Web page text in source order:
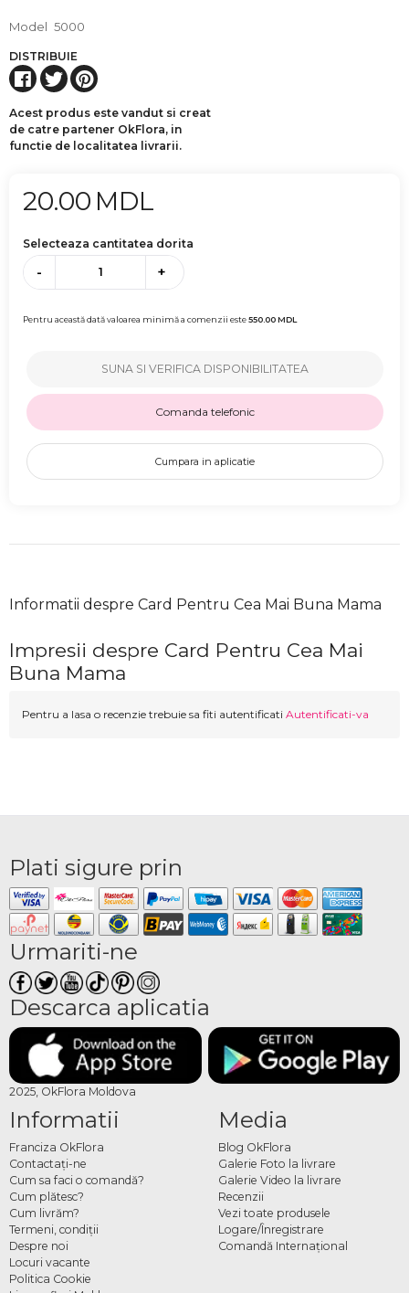
Model 5000
DISTRIBUIE
Acest produs este vandut si creat
de catre partener OkFlora, in
functie de localitatea livrarii.
20.00 MDL
Selecteaza cantitatea dorita
- +
Pentru această dată valoarea minimă a comenzii este550.00MDL
SUNA SI VERIFICA DISPONIBILITATEA
Comanda telefonic
Cumpara in aplicatie
Informatii despre Card Pentru Cea Mai Buna Mama
Impresii despre Card Pentru Cea Mai
Buna Mama
Pentru a lasa o recenzie trebuie sa fiti autentificati Autentificati-va
Plati sigure prin
Urmariti-ne
Descarca aplicatia
2025, OkFlora Moldova
Informatii
Franciza OkFlora
Contactaţi-ne
Cum sa faci o comandă?
Cum plătesc?
Cum livrăm?
Termeni, condiţii
Despre noi
Locuri vacante
Politica Cookie
Media
Blog OkFlora
Galerie Foto la livrare
Galerie Video la livrare
Recenzii
Vezi toate produsele
Logare/Înregistrare
Comandă Internațional